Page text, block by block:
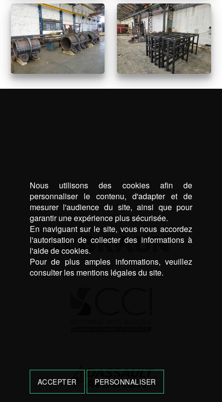
Nous utilisons des cookies afin de
personnaliser le contenu, d'adapter et de
mesurer l'audience du site, ainsi que pour
garantir une expérience plus sécurisée.
En naviguant sur le site, vous nous accordez
l'autorisation de collecter des informations à
l'aide de cookies.
Pour de plus amples informations, veuillez
consulter les mentions légales du site.
ACCEPTER PERSONNALISER